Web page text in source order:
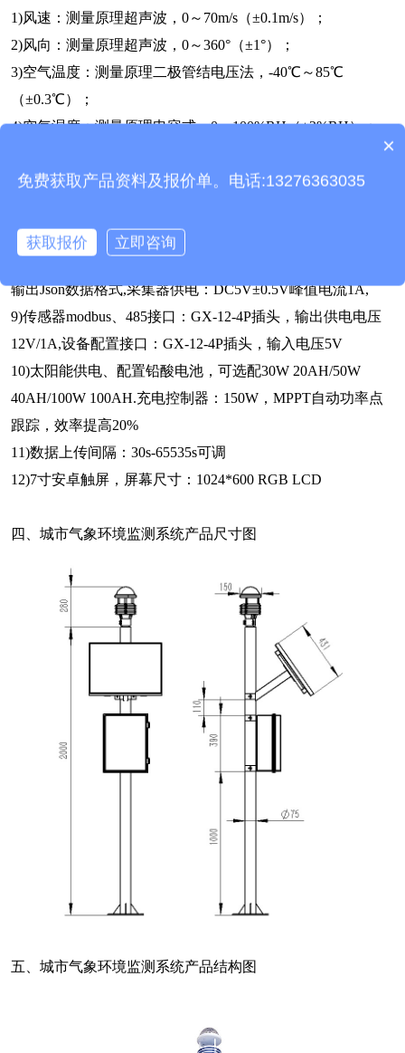
1)风速：测量原理超声波，0～70m/s（±0.1m/s）；
2)风向：测量原理超声波，0～360°（±1°）；
3)空气温度：测量原理二极管结电压法，-40℃～85℃
（±0.3℃）；
4)空气湿度：测量原理电容式，0～100%RH（±2%RH）；
1100hPa（±0.02hPa）；
7)光学雨量：测量原理光电式，0～4mm/min（±4%）；
输出Json数据格式,采集器供电：DC5V±0.5V峰值电流1A,
9)传感器modbus、485接口：GX-12-4P插头，输出供电电压
12V/1A,设备配置接口：GX-12-4P插头，输入电压5V
10)太阳能供电、配置铅酸电池，可选配30W 20AH/50W
40AH/100W 100AH.充电控制器：150W，MPPT自动功率点
跟踪，效率提高20%
11)数据上传间隔：30s-65535s可调
12)7寸安卓触屏，屏幕尺寸：1024*600 RGB LCD
四、城市气象环境监测系统产品尺寸图
五、城市气象环境监测系统产品结构图
产品包含安装吗？
×
免费获取产品资料及报价单。电话:13276363035
获取报价 立即咨询